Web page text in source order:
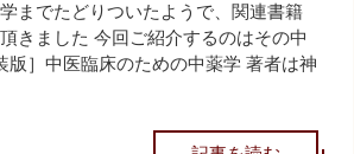
までたどりついたようで、関連書籍
きました 今回ご紹介するのはその中
版］中医臨床のための中薬学 著者は神